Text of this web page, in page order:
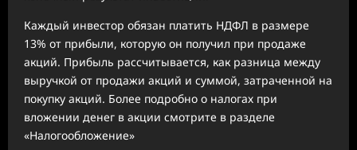
Каждый инвестор обязан платить НДФЛ в размере
13% от прибыли, которую он получил при продаже
акций. Прибыль рассчитывается, как разница между
выручкой от продажи акций и суммой, затраченной на
покупку акций. Более подробно о налогах при
вложении денег в акции смотрите в разделе
«Налогообложение»